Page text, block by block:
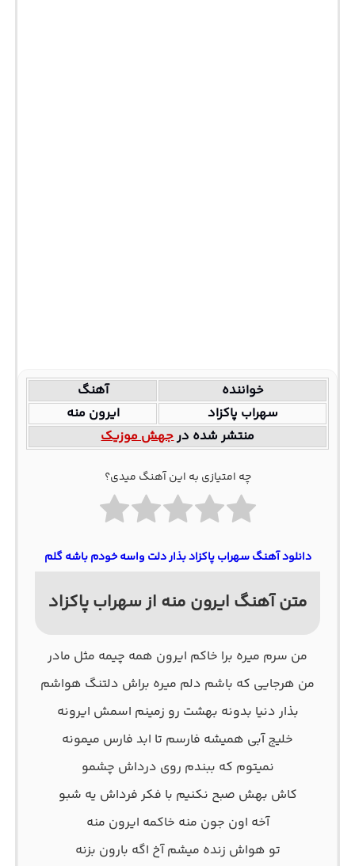
خواننده
آهنگ
سهراب پاکزاد
ایرون منه
منتشر شده درجهش موزیک
چه امتیازی به این آهنگ میدی؟
دانلود آهنگ سهراب پاکزاد بذار دلت واسه خودم باشه گلم
متن آهنگ ایرون منه از سهراب پاکزاد
من سرم میره برا خاکم ایرون همه چیمه مثل مادر
من هرجایی که باشم دلم میره براش دلتنگ هواشم
بذار دنیا بدونه بهشت رو زمینم اسمش ایرونه
خلیج آبی همیشه فارسم تا ابد فارس میمونه
نمیتوم که ببندم روی درداش چشمو
کاش بهش صبح نکنیم با فکر فرداش یه شبو
آخه اون جون منه خاکمه ایرون منه
تو هواش زنده میشم آخ اگه بارون بزنه